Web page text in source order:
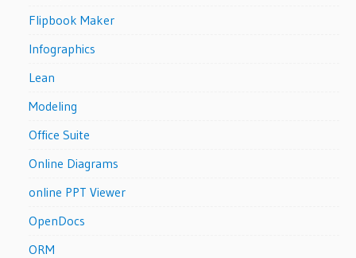
Flipbook Maker
Infographics
Lean
Modeling
Office Suite
Online Diagrams
online PPT Viewer
OpenDocs
ORM